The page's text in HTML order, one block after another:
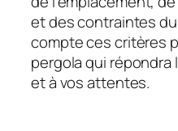
et des contraintes
compte ces critères
pergola qui répondra
et à vos attentes.